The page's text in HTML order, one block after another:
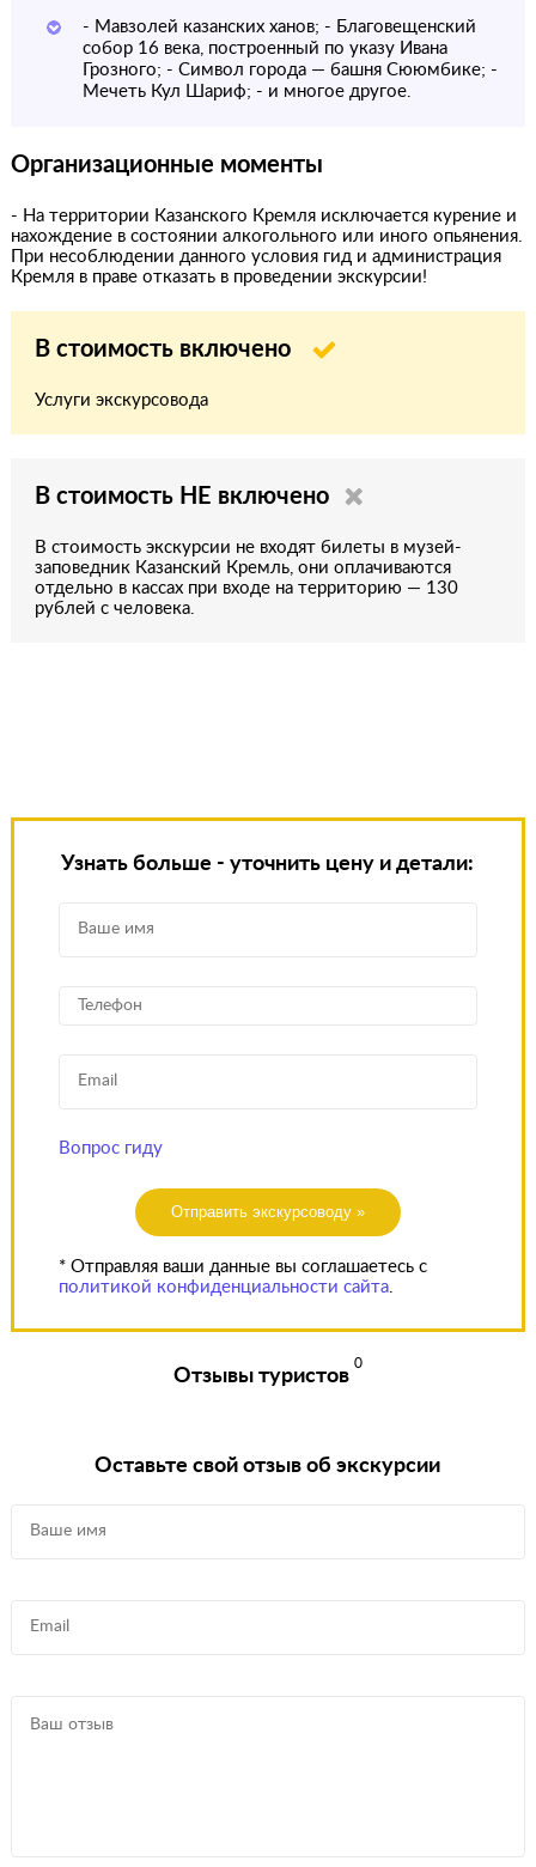
- Мавзолей казанских ханов; - Благовещенский
собор 16 века, построенный по указу Ивана
Грозного; - Символ города — башня Сююмбике; -
Мечеть Кул Шариф; - и многое другое.
Организационные моменты
- На территории Казанского Кремля исключается курение и
нахождение в состоянии алкогольного или иного опьянения.
При несоблюдении данного условия гид и администрация
Кремля в праве отказать в проведении экскурсии!
В стоимость включено
Услуги экскурсовода
В стоимость НЕ включено
В стоимость экскурсии не входят билеты в музей-
заповедник Казанский Кремль, они оплачиваются
отдельно в кассах при входе на территорию — 130
рублей с человека.
Узнать больше - уточнить цену и детали:
Вопрос гиду
Отправить экскурсоводу »
* Отправляя ваши данные вы соглашаетесь с
политикой конфиденциальности сайта.
Отзывы туристов
0
Оставьте свой отзыв об экскурсии